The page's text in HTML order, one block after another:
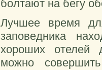
болтают на бегу
Лучшее время
заповедника
хороших отелей
можно